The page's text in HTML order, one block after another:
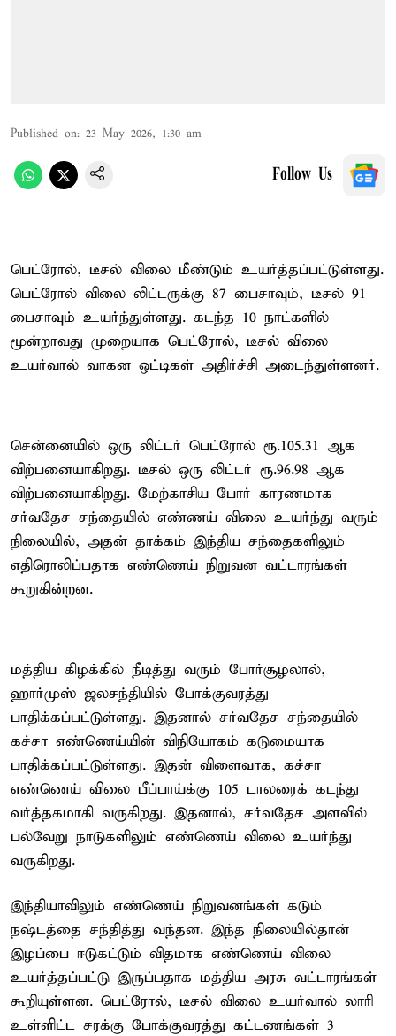
Published on: 23 May 2026, 1:30 am
Follow Us
பெட்ரோல், டீசல் விலை மீண்டும் உயர்த்தப்பட்டுள்ளது.
பெட்ரோல் விலை லிட்டருக்கு 87 பைசாவும், டீசல் 91
பைசாவும் உயர்ந்துள்ளது. கடந்த 10 நாட்களில்
மூன்றாவது முறையாக பெட்ரோல், டீசல் விலை
உயர்வால் வாகன ஒட்டிகள் அதிர்ச்சி அடைந்துள்ளனர்.
சென்னையில் ஒரு லிட்டர் பெட்ரோல் ரூ.105.31 ஆக
விற்பனையாகிறது. டீசல் ஒரு லிட்டர் ரூ.96.98 ஆக
விற்பனையாகிறது. மேற்காசிய போர் காரணமாக
சர்வதேச சந்தையில் எண்ணய் விலை உயர்ந்து வரும்
நிலையில், அதன் தாக்கம் இந்திய சந்தைகளிலும்
எதிரொலிப்பதாக எண்ணெய் நிறுவன வட்டாரங்கள்
கூறுகின்றன.
மத்திய கிழக்கில் நீடித்து வரும் போர்சூழலால்,
ஹார்முஸ் ஜலசந்தியில் போக்குவரத்து
பாதிக்கப்பட்டுள்ளது. இதனால் சர்வதேச சந்தையில்
கச்சா எண்ணெய்யின் விநியோகம் கடுமையாக
பாதிக்கப்பட்டுள்ளது. இதன் விளைவாக, கச்சா
எண்ணெய் விலை பீப்பாய்க்கு 105 டாலரைக் கடந்து
வர்த்தகமாகி வருகிறது. இதனால், சர்வதேச அளவில்
பல்வேறு நாடுகளிலும் எண்ணெய் விலை உயர்ந்து
வருகிறது.
இந்தியாவிலும் எண்ணெய் நிறுவனங்கள் கடும்
நஷ்டத்தை சந்தித்து வந்தன. இந்த நிலையில்தான்
இழப்பை ஈடுகட்டும் விதமாக எண்ணெய் விலை
உயர்த்தப்பட்டு இருப்பதாக மத்திய அரசு வட்டாரங்கள்
கூறியுள்ளன. பெட்ரோல், டீசல் விலை உயர்வால் லாரி
உள்ளிட்ட சரக்கு போக்குவரத்து கட்டணங்கள் 3